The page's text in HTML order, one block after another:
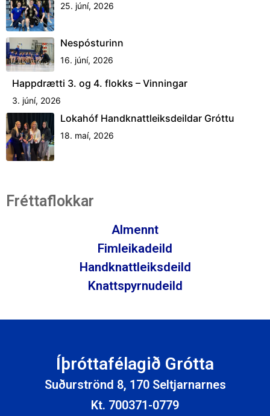
25. júní, 2026
Nespósturinn
16. júní, 2026
Happdrætti 3. og 4. flokks – Vinningar
3. júní, 2026
Lokahóf Handknattleiksdeildar Gróttu
18. maí, 2026
Fréttaflokkar
Almennt
Fimleikadeild
Handknattleiksdeild
Knattspyrnudeild
Íþróttafélagið Grótta
Suðurströnd 8, 170 Seltjarnarnes
Kt. 700371-0779